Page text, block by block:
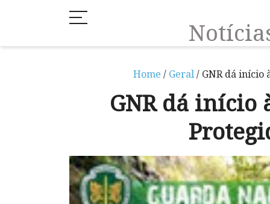
Home / Geral/ GNR dá início
GNR dá início